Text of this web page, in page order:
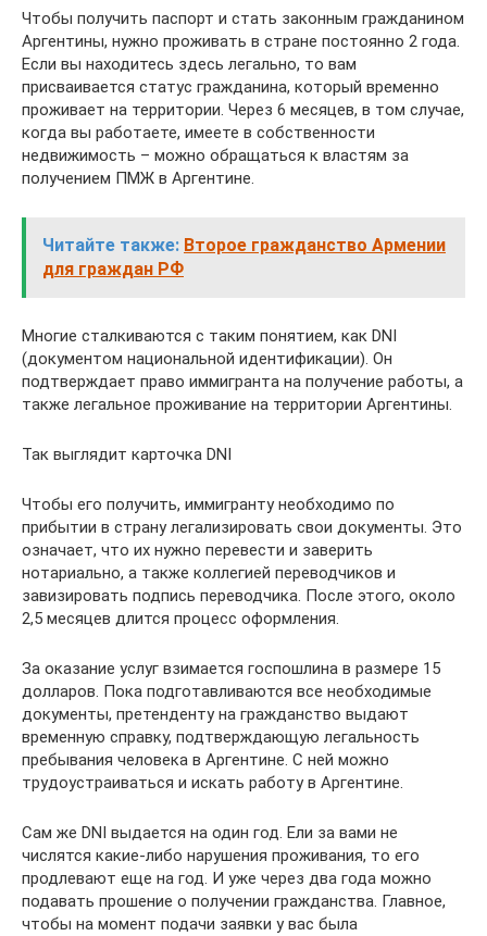
Чтобы получить паспорт и стать законным гражданином
Аргентины, нужно проживать в стране постоянно 2 года.
Если вы находитесь здесь легально, то вам
присваивается статус гражданина, который временно
проживает на территории. Через 6 месяцев, в том случае,
когда вы работаете, имеете в собственности
недвижимость – можно обращаться к властям за
получением ПМЖ в Аргентине.
Читайте также: Второе гражданство Армении
для граждан РФ
Многие сталкиваются с таким понятием, как DNI
(документом национальной идентификации). Он
подтверждает право иммигранта на получение работы, а
также легальное проживание на территории Аргентины.
Так выглядит карточка DNI
Чтобы его получить, иммигранту необходимо по
прибытии в страну легализировать свои документы. Это
означает, что их нужно перевести и заверить
нотариально, а также коллегией переводчиков и
завизировать подпись переводчика. После этого, около
2,5 месяцев длится процесс оформления.
За оказание услуг взимается госпошлина в размере 15
долларов. Пока подготавливаются все необходимые
документы, претенденту на гражданство выдают
временную справку, подтверждающую легальность
пребывания человека в Аргентине. С ней можно
трудоустраиваться и искать работу в Аргентине.
Сам же DNI выдается на один год. Ели за вами не
числятся какие-либо нарушения проживания, то его
продлевают еще на год. И уже через два года можно
подавать прошение о получении гражданства. Главное,
чтобы на момент подачи заявки у вас была